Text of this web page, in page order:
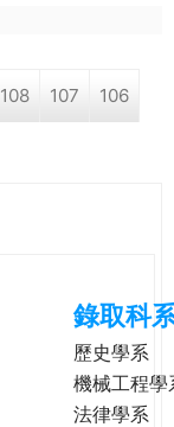
108 107 106
錄取科
歷史學系
機械工程學
法律學系